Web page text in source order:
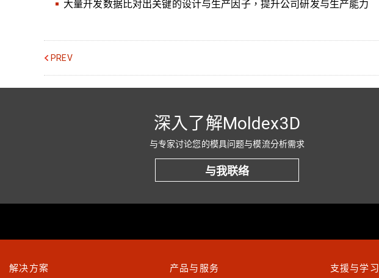
大量开发数据比对出关键的设计与生产因子，提升公司研发与生产能力
PREV
深入了解Moldex3D
与专家讨论您的模具问题与模流分析需求
与我联络
解决方案 产品与服务 支援与学习